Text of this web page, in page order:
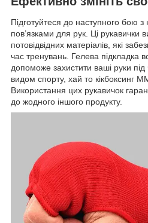
Підготуйтеся до наступного бою
пов’язками для рук. Ці рукавички
потовідвідних матеріалів, які
час тренувань. Гелева підкладка
допоможе захистити ваші руки
видом спорту, хай то кікбоксинг
Використання цих рукавичок
до жодного іншого продукту.